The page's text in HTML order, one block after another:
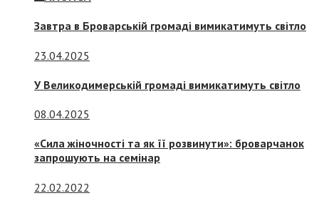
Завтра в Броварській громаді вимикатимуть світло
23.04.2025
У Великодимерській громаді вимикатимуть світло
08.04.2025
«Сила жіночності та як її розвинути»: броварчанок
запрошують на семінар
22.02.2022